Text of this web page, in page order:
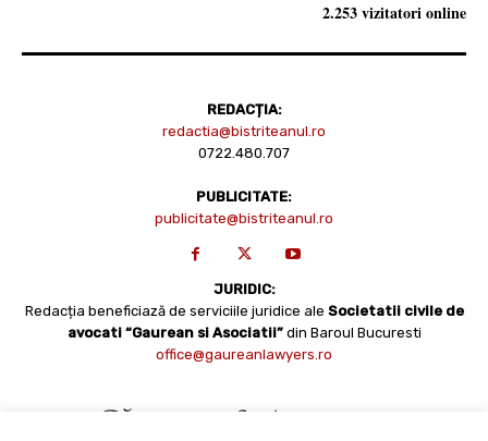
2.253 vizitatori online
REDACȚIA:
redactia@bistriteanul.ro
0722.480.707
PUBLICITATE:
publicitate@bistriteanul.ro
JURIDIC:
Redacția beneficiază de serviciile juridice ale Societatii civile de
avocati “Gaurean si Asociatii” din Baroul Bucuresti
office@gaureanlawyers.ro